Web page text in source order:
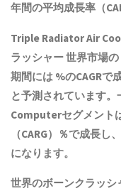
年間の平均成長率（
Triple Radiator Air
ラッシャー世界市場
期間には %のCAGRで
と予測されています
Computerセグメント
（CARG）％で成長
になります。
世界のボーンクラッシ